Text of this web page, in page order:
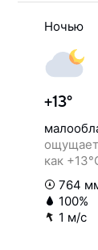
Ночью
+13°
как
764
100%
1 м/с